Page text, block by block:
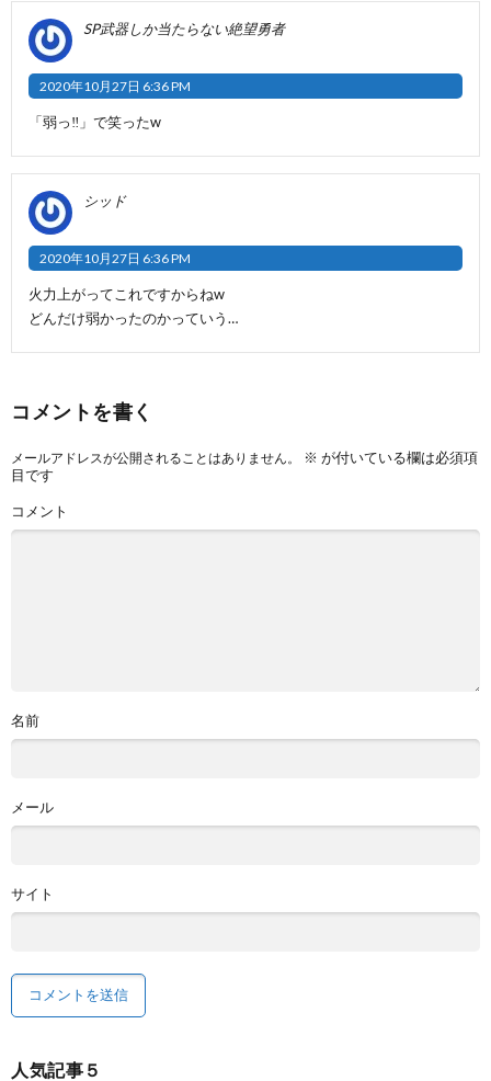
SP武器しか当たらない絶望勇者
2020年10月27日 6:36 PM
「弱っ‼️」で笑ったw
シッド
2020年10月27日 6:36 PM
火力上がってこれですからねw
どんだけ弱かったのかっていう…
コメントを書く
メールアドレスが公開されることはありません。 ※ が付いている欄は必須項
目です
コメント
名前
メール
サイト
人気記事５